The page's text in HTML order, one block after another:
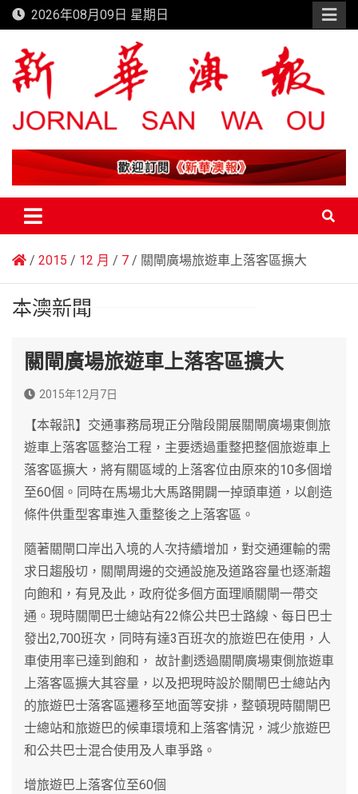
Skip
to
content
2026年08月09日 星期日
新華澳報
2015 12 月 7 關閘廣場旅遊車上落客區擴大
本澳新聞
關閘廣場旅遊車上落客區擴大
2015年12月7日
【本報訊】交通事務局現正分階段開展關閘廣場東側旅
遊車上落客區整治工程，主要透過重整把整個旅遊車上
落客區擴大，將有關區域的上落客位由原來的10多個增
至60個。同時在馬場北大馬路開闢一掉頭車道，以創造
條件供重型客車進入重整後之上落客區。
隨著關閘口岸出入境的人次持續增加，對交通運輸的需
求日趨殷切，關閘周邊的交通設施及道路容量也逐漸趨
向飽和，有見及此，政府從多個方面理順關閘一帶交
通。現時關閘巴士總站有22條公共巴士路線、每日巴士
發出2,700班次，同時有達3百班次的旅遊巴在使用，人
車使用率已達到飽和， 故計劃透過關閘廣場東側旅遊車
上落客區擴大其容量，以及把現時設於關閘巴士總站內
的旅遊巴士落客區遷移至地面等安排，整頓現時關閘巴
士總站和旅遊巴的候車環境和上落客情況，減少旅遊巴
和公共巴士混合使用及人車爭路。
增旅遊巴上落客位至60個